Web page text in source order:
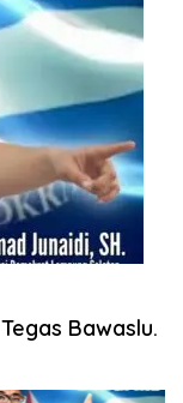
Bawaslu.